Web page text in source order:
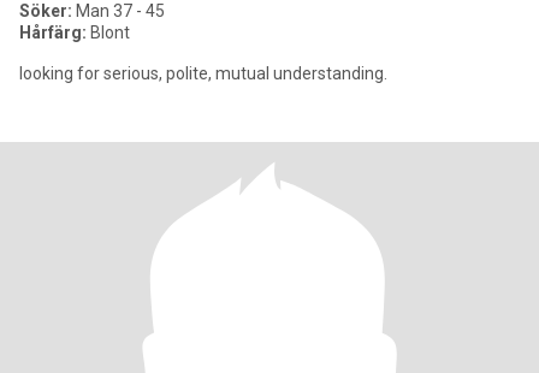
Söker: Man 37 - 45
Hårfärg: Blont
looking for serious, polite, mutual understanding.